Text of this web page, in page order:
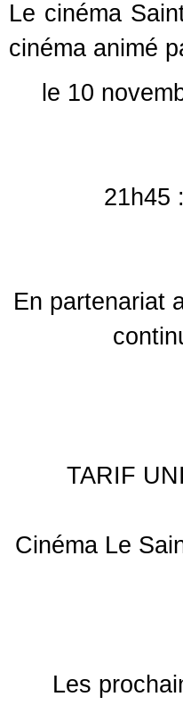
Le cinéma
cinéma animé
le 10
21h45
En partenariat
TARIF
Cinéma Le
Les